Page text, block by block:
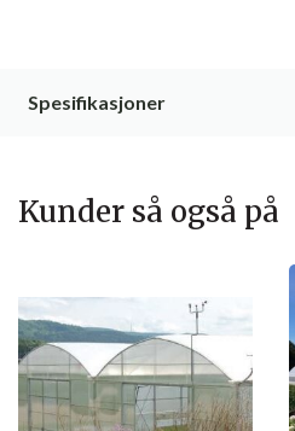
Spesifikasjoner
Kunder så også på